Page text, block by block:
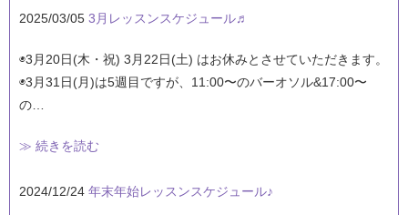
2025/03/05 3月レッスンスケジュール♬
◉3月20日(木・祝) 3月22日(土) はお休みとさせていただきます。
◉3月31日(月)は5週目ですが、11:00〜のバーオソル&17:00〜
の…
≫ 続きを読む
2024/12/24 年末年始レッスンスケジュール♪